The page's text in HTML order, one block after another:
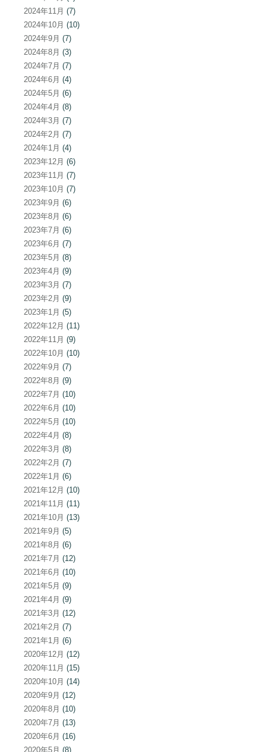
2024年11月 (7)
2024年10月 (10)
2024年9月 (7)
2024年8月 (3)
2024年7月 (7)
2024年6月 (4)
2024年5月 (6)
2024年4月 (8)
2024年3月 (7)
2024年2月 (7)
2024年1月 (4)
2023年12月 (6)
2023年11月 (7)
2023年10月 (7)
2023年9月 (6)
2023年8月 (6)
2023年7月 (6)
2023年6月 (7)
2023年5月 (8)
2023年4月 (9)
2023年3月 (7)
2023年2月 (9)
2023年1月 (5)
2022年12月 (11)
2022年11月 (9)
2022年10月 (10)
2022年9月 (7)
2022年8月 (9)
2022年7月 (10)
2022年6月 (10)
2022年5月 (10)
2022年4月 (8)
2022年3月 (8)
2022年2月 (7)
2022年1月 (6)
2021年12月 (10)
2021年11月 (11)
2021年10月 (13)
2021年9月 (5)
2021年8月 (6)
2021年7月 (12)
2021年6月 (10)
2021年5月 (9)
2021年4月 (9)
2021年3月 (12)
2021年2月 (7)
2021年1月 (6)
2020年12月 (12)
2020年11月 (15)
2020年10月 (14)
2020年9月 (12)
2020年8月 (10)
2020年7月 (13)
2020年6月 (16)
2020年5月 (8)